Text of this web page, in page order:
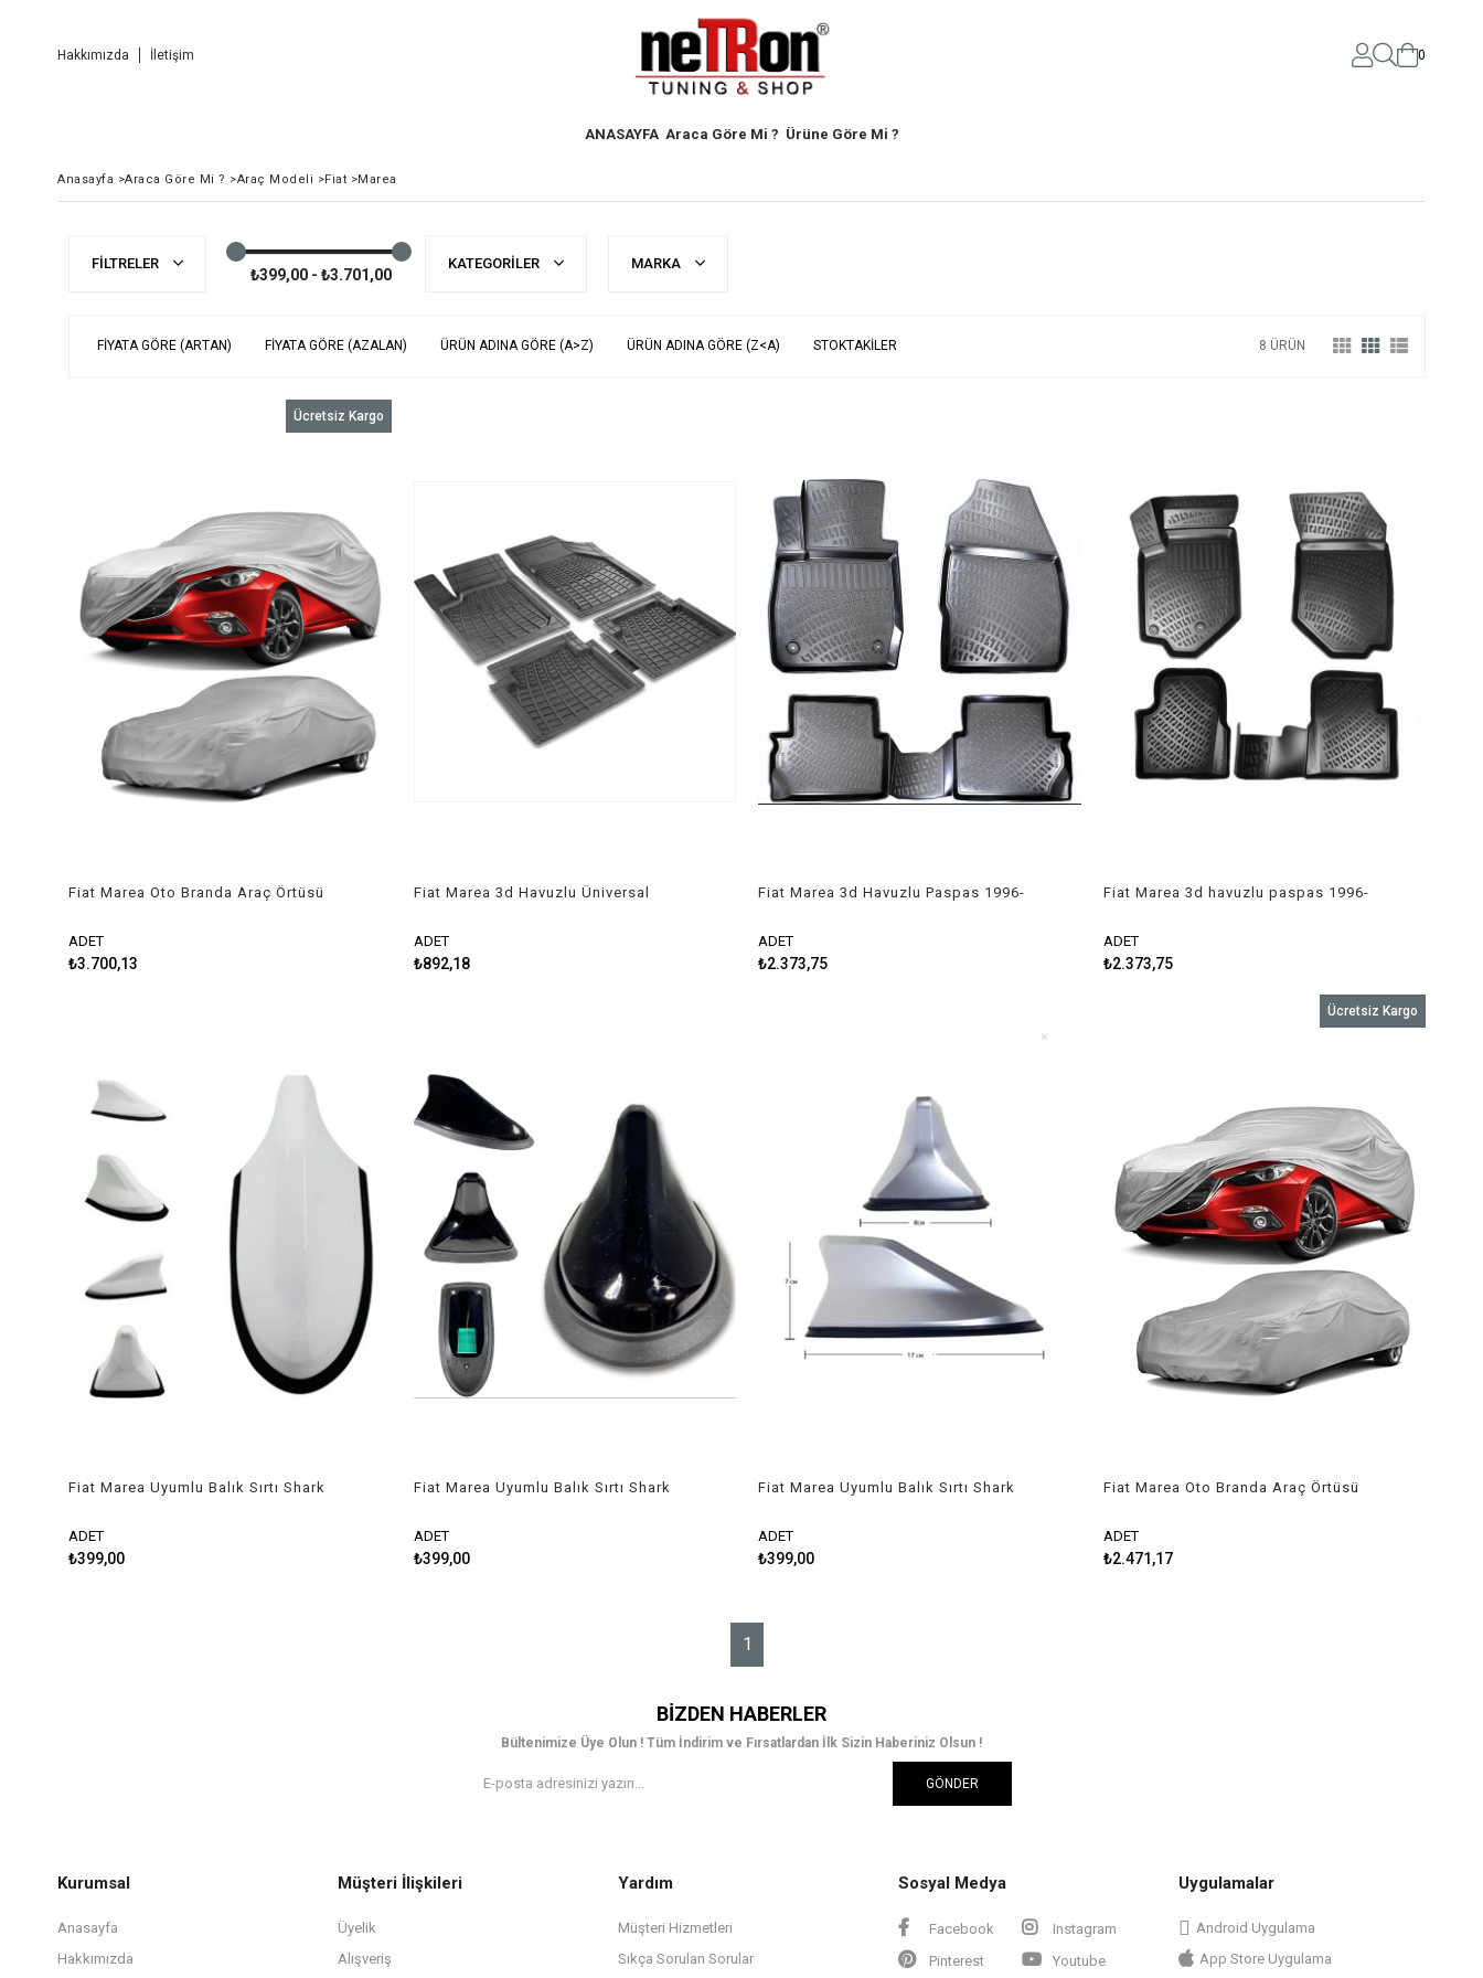
Hakkımızda İletişim 0
ANASAYFA Araca Göre Mi ? Ürüne Göre Mi ?
Anasayfa >Araca Göre Mi ? >Araç Modeli >Fiat >Marea
FILTRELER
₺399,00 - ₺3.701,00
KATEGORILER MARKA
FIYATA GÖRE (ARTAN) FIYATA GÖRE (AZALAN) ÜRÜN ADINA GÖRE (A>Z) ÜRÜN ADINA GÖRE (Z<A) STOKTAKILER 8 ÜRÜN
Fiat Marea Oto Branda Araç Örtüsü
ADET
₺3.700,13
Ücretsiz Kargo
Fiat Marea 3d Havuzlu Üniversal
ADET
₺892,18
Fiat Marea 3d Havuzlu Paspas 1996-
ADET
₺2.373,75
Fiat Marea 3d havuzlu paspas 1996-
ADET
₺2.373,75
Fiat Marea Uyumlu Balık Sırtı Shark
ADET
₺399,00
Fiat Marea Uyumlu Balık Sırtı Shark
ADET
₺399,00
Fiat Marea Uyumlu Balık Sırtı Shark
ADET
₺399,00
Fiat Marea Oto Branda Araç Örtüsü
ADET
₺2.471,17
Ücretsiz Kargo
1
BIZDEN HABERLER
Bültenimize Üye Olun ! Tüm İndirim ve Fırsatlardan İlk Sizin Haberiniz Olsun !
GÖNDER
Kurumsal
Anasayfa
Hakkımızda
Müşteri İlişkileri
Üyelik
Alışveriş
Yardım
Müşteri Hizmetleri
Sıkça Sorulan Sorular
Sosyal Medya
Facebook
Instagram
Pinterest
Youtube
Uygulamalar
Android Uygulama
App Store Uygulama